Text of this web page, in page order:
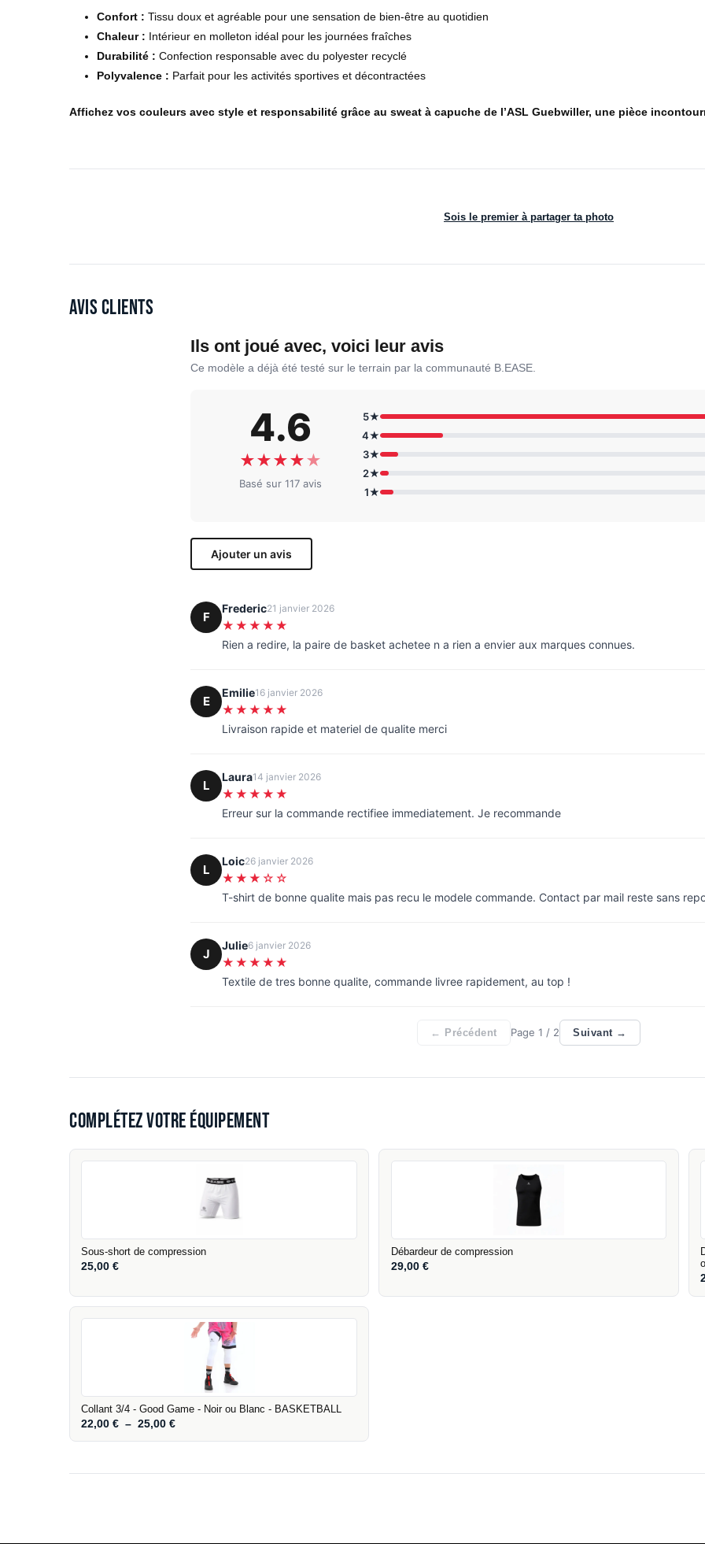
Confort : Tissu doux et agréable pour une sensation de bien-être au quotidien
Chaleur : Intérieur en molleton idéal pour les journées fraîches
Durabilité : Confection responsable avec du polyester recyclé
Polyvalence : Parfait pour les activités sportives et décontractées
Affichez vos couleurs avec style et responsabilité grâce au sweat à capuche de l’ASL Guebwiller, une pièce
Sois le premier à partager ta photo
Avis clients
Ils ont joué avec, voici leur avis
Ce modèle a déjà été testé sur le terrain par la communauté B.EASE.
4.6
★★★★★
Basé sur 117 avis
5★
4★
3★
2★
1★
Ajouter un avis
F
Frederic21 janvier 2026
★★★★★
Rien a redire, la paire de basket achetee n a rien a envier aux marques connues.
E
Emilie16 janvier 2026
★★★★★
Livraison rapide et materiel de qualite merci
L
Laura14 janvier 2026
★★★★★
Erreur sur la commande rectifiee immediatement. Je recommande
L
Loic26 janvier 2026
★★★☆☆
T-shirt de bonne qualite mais pas recu le modele commande. Contact par mail reste sans
J
Julie6 janvier 2026
★★★★★
Textile de tres bonne qualite, commande livree rapidement, au top !
← Précédent Page1 / 2 Suivant →
Complétez votre équipement
Sous-short de compression
25,00€
Débardeur de compression
29,00 €
Collant 3/4 - Good Game - Noir ou Blanc - BASKETBALL
22,00€ – 25,00€